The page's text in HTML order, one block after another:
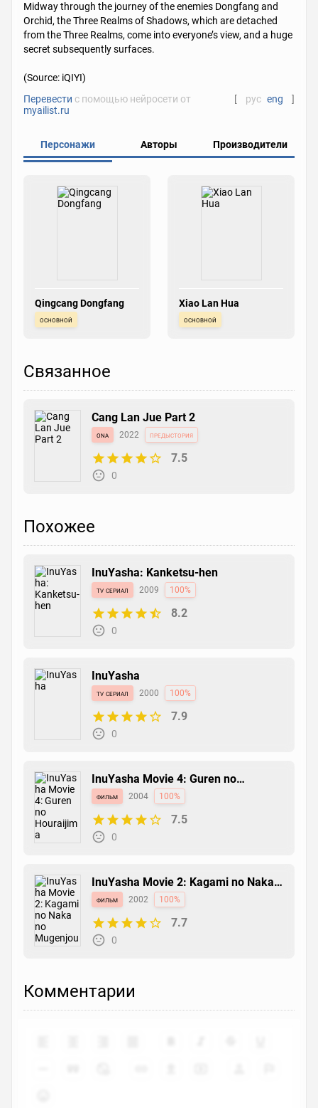
Midway through the journey of the enemies Dongfang and
Orchid, the Three Realms of Shadows, which are detached
from the Three Realms, come into everyone’s view, and a huge
secret subsequently surfaces.
(Source: iQIYI)
Перевести с помощью нейросети от
myailist.ru
[ рус eng ]
Персонажи Авторы Производители
Qingcang Dongfang
основной
Xiao Lan Hua
основной
Связанное
Cang Lan Jue Part 2
ona 2022 предыстория
7.5
0
Похожее
InuYasha: Kanketsu-hen
tv сериал 2009 100%
8.2
0
InuYasha
tv сериал 2000 100%
7.9
0
InuYasha Movie 4: Guren no
Houraijima
фильм 2004 100%
7.5
0
InuYasha Movie 2: Kagami no Naka
no Mugenjou
фильм 2002 100%
7.7
0
Комментарии